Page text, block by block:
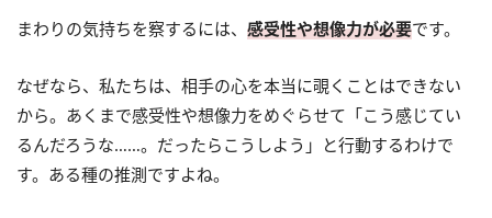
まわりの気持ちを察するには、 感受性や想像力が必要です。
なぜなら、私たちは、相手の心を本当に覗くことはできない
から。あくまで感受性や想像力をめぐらせて「こう感じてい
るんだろうな……。だったらこうしよう」と行動するわけで
す。ある種の推測ですよね。